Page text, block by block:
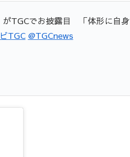
がTGCでお披露目 「体形に自身
TGC @TGCnews